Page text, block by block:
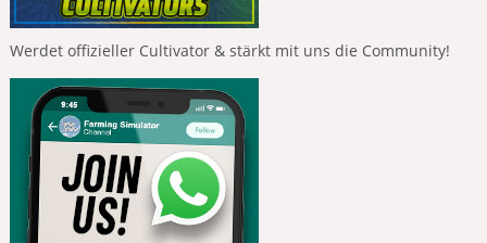
Werdet offizieller Cultivator & stärkt mit uns die Community!